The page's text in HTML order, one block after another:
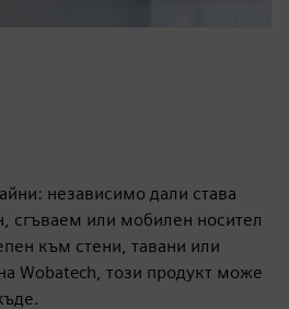
независимо дали става
сгъваем или мобилен носител
към стени, тавани или
Wobatech, този продукт може